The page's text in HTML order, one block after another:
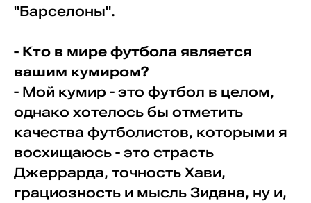
"Барселоны".
- Кто в мире футбола является
вашим кумиром?
- Мой кумир - это футбол в целом,
однако хотелось бы отметить
качества футболистов, которыми я
восхищаюсь - это страсть
Джеррарда, точность Хави,
грациозность и мысль Зидана, ну и,